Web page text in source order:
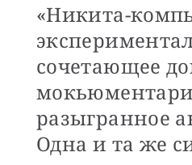
«Никита-
сочетающее
разыгранное
Одна и та же